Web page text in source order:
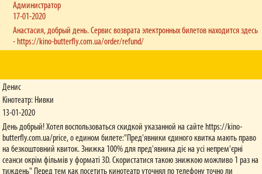
Администратор
17-01-2020
Анастасия, добрый день. Сервис возврата электронных билетов находится здесь
- https://kino-butterfly.com.ua/order/refund/
Денис
Кінотеатр: Нивки
13-01-2020
День добрый! Хотел воспользоваться скидкой указанной на сайте https://kino-
butterfly.com.ua/price, о едином билете:"Пред'явники єдиного квитка мають право
на безкоштовний квиток. Знижка 100% для пред'явника діє на усі непрем'єрні
сеанси окрім фільмів у форматі 3D. Скористатися такою знижкою можливо 1 раз на
тиждень" Перед тем как посетить кинотеатр уточнял по телефону точно ли